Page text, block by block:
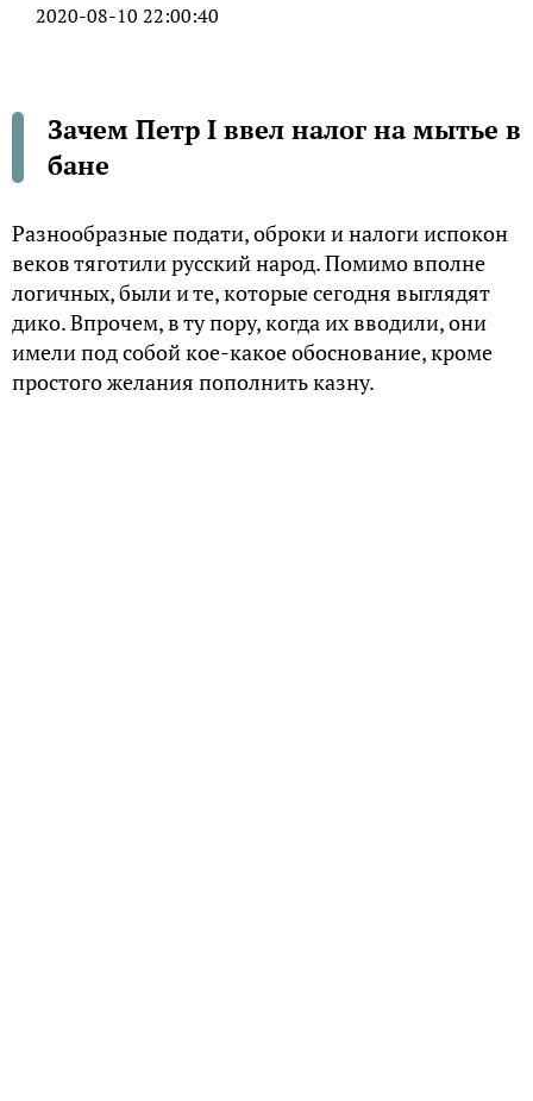
2020-08-10 22:00:40
Зачем Петр I ввел налог на мытье в
бане
Разнообразные подати, оброки и налоги испокон
веков тяготили русский народ. Помимо вполне
логичных, были и те, которые сегодня выглядят
дико. Впрочем, в ту пору, когда их вводили, они
имели под собой кое-какое обоснование, кроме
простого желания пополнить казну.